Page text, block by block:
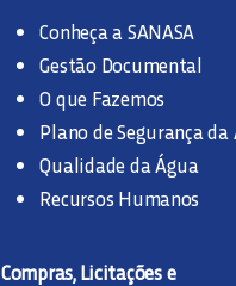
Conheça a SANASA
Gestão Documental
O que Fazemos
Plano de Segurança da
Qualidade da Água
Recursos Humanos
Compras, Licitações e